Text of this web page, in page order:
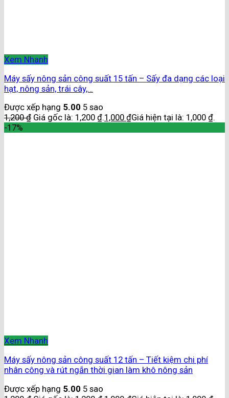
Xem Nhanh
Máy sấy nông sản công suất 15 tấn – Sấy đa dạng các loại
hạt, nông sản, trái cây,…
Được xếp hạng 5.00 5 sao
1,200₫ Giá gốc là: 1,200 ₫.1,000 ₫Giá hiện tại là: 1,000 ₫.
-17%
Xem Nhanh
Máy sấy nông sản công suất 12 tấn – Tiết kiệm chi phí
nhân công và rút ngắn thời gian làm khô nông sản
Được xếp hạng 5.00 5 sao